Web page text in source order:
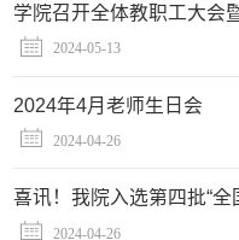
学院召开全体教职工大会
2024-05-13
2024年4月老师生日会
2024-04-26
2024-04-26